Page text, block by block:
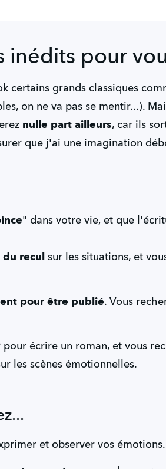
inédits pour
certains grands classiques
on ne va pas se mentir...).
nulle part ailleurs, car ils
que j'ai une imagination
" dans votre vie, et que
recul sur les situations, et
pour être publié. Vous
les scènes émotionnelles.
et observer vos émotions.